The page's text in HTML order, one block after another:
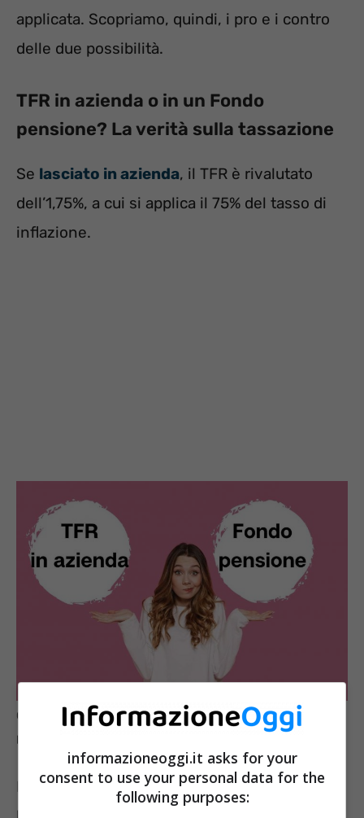
applicata. Scopriamo, quindi, i pro e i contro
delle due possibilità.
TFR in azienda o in un Fondo
pensione? La verità sulla tassazione
Se lasciato in azienda, il TFR è rivalutato
dell’1,75%, a cui si applica il 75% del tasso di
inflazione.
Conviene lasciare il TFR in azienda o presso un Fondo
pensione? – InformazioneOggi.it
Per la tassazione, invece, al momento della
informazioneoggi.it asks for your
consent to use your personal data for the
following purposes: